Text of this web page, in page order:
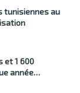
tunisiennes au
et 1 600
année…